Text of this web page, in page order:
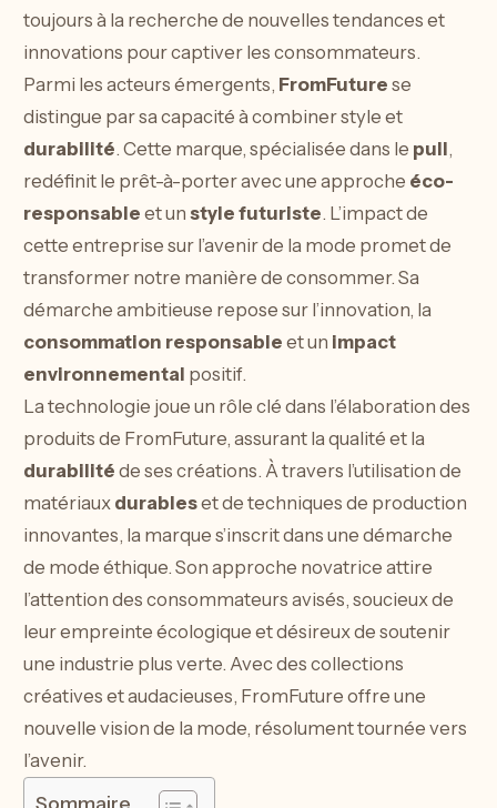
toujours à la recherche de nouvelles tendances et
innovations pour captiver les consommateurs.
Parmi les acteurs émergents, FromFuture se
distingue par sa capacité à combiner style et
durabilité. Cette marque, spécialisée dans le pull,
redéfinit le prêt-à-porter avec une approche éco-
responsable et un style futuriste. L’impact de
cette entreprise sur l’avenir de la mode promet de
transformer notre manière de consommer. Sa
démarche ambitieuse repose sur l’innovation, la
consommation responsable et un impact
environnemental positif.
La technologie joue un rôle clé dans l’élaboration des
produits de FromFuture, assurant la qualité et la
durabilité de ses créations. À travers l’utilisation de
matériaux durableset de techniques de production
innovantes, la marque s’inscrit dans une démarche
de mode éthique. Son approche novatrice attire
l’attention des consommateurs avisés, soucieux de
leur empreinte écologique et désireux de soutenir
une industrie plus verte. Avec des collections
créatives et audacieuses, FromFuture offre une
nouvelle vision de la mode, résolument tournée vers
l’avenir.
Sommaire